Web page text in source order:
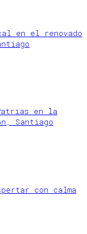
en el renovado
en la
Santiago
con calma